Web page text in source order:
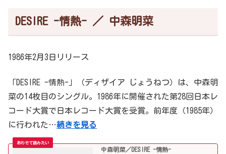
DESIRE -情熱- ／ 中森明菜
1986年2月3日リリース
「DESIRE -情熱-」（ディザイア じょうねつ）は、中森明
菜の14枚目のシングル。1986年に開催された第28回日本レ
コード大賞で日本レコード大賞を受賞。前年度（1985年）
に行われた…続きを見る
中森明菜／DESIRE -情熱-